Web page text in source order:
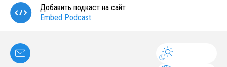
Добавить подкаст на сайт
Embed Podcast